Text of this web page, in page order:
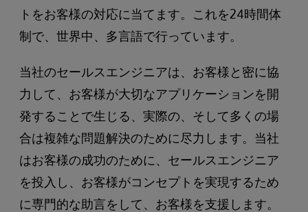
トをお客様の対応に当てます。これを24時間体
制で、世界中、多言語で行っています。
当社のセールスエンジニアは、お客様と密に協
力して、お客様が大切なアプリケーションを開
発することで生じる、実際の、そして多くの場
合は複雑な問題解決のために尽力します。当社
はお客様の成功のために、セールスエンジニア
を投入し、お客様がコンセプトを実現するため
に専門的な助言をして、お客様を支援します。